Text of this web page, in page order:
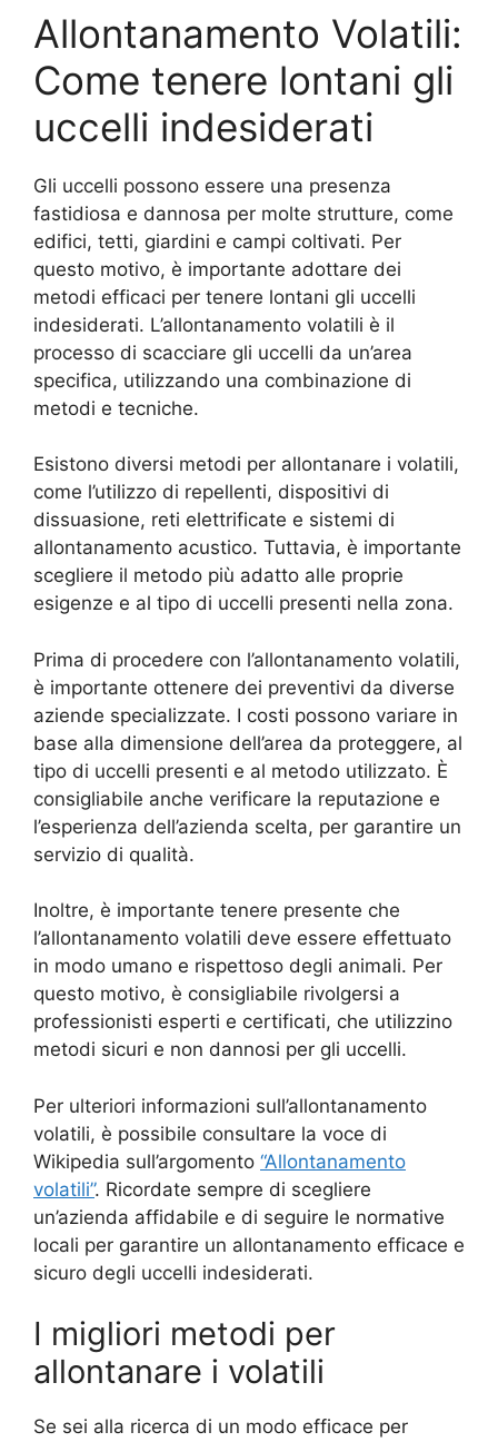
Allontanamento Volatili:
Come tenere lontani gli
uccelli indesiderati
Gli uccelli possono essere una presenza
fastidiosa e dannosa per molte strutture, come
edifici, tetti, giardini e campi coltivati. Per
questo motivo, è importante adottare dei
metodi efficaci per tenere lontani gli uccelli
indesiderati. L’allontanamento volatili è il
processo di scacciare gli uccelli da un’area
specifica, utilizzando una combinazione di
metodi e tecniche.
Esistono diversi metodi per allontanare i volatili,
come l’utilizzo di repellenti, dispositivi di
dissuasione, reti elettrificate e sistemi di
allontanamento acustico. Tuttavia, è importante
scegliere il metodo più adatto alle proprie
esigenze e al tipo di uccelli presenti nella zona.
Prima di procedere con l’allontanamento volatili,
è importante ottenere dei preventivi da diverse
aziende specializzate. I costi possono variare in
base alla dimensione dell’area da proteggere, al
tipo di uccelli presenti e al metodo utilizzato. È
consigliabile anche verificare la reputazione e
l’esperienza dell’azienda scelta, per garantire un
servizio di qualità.
Inoltre, è importante tenere presente che
l’allontanamento volatili deve essere effettuato
in modo umano e rispettoso degli animali. Per
questo motivo, è consigliabile rivolgersi a
professionisti esperti e certificati, che utilizzino
metodi sicuri e non dannosi per gli uccelli.
Per ulteriori informazioni sull’allontanamento
volatili, è possibile consultare la voce di
Wikipedia sull’argomento “Allontanamento
volatili”. Ricordate sempre di scegliere
un’azienda affidabile e di seguire le normative
locali per garantire un allontanamento efficace e
sicuro degli uccelli indesiderati.
I migliori metodi per
allontanare i volatili
Se sei alla ricerca di un modo efficace per